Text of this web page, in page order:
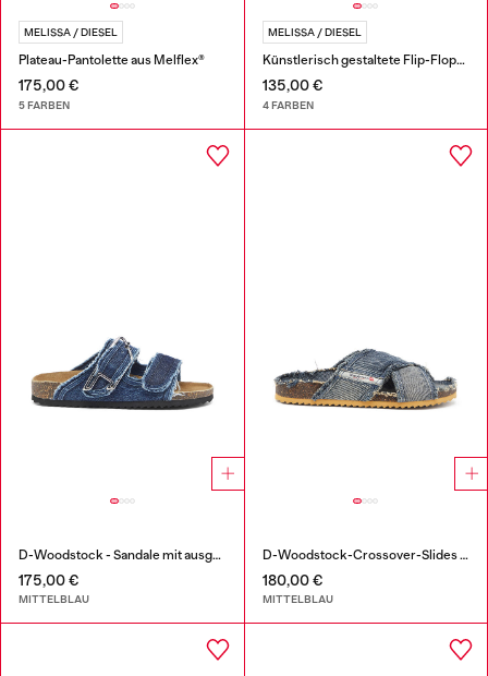
MELISSA / DIESEL
Plateau-Pantolette aus Melflex®
175,00 €
5 FARBEN
MELISSA / DIESEL
Künstlerisch gestaltete Flip-Flops aus Melflex®
135,00 €
4 FARBEN
D-Woodstock - Sandale mit ausgefransten denim-riemen
175,00 €
MITTELBLAU
D-Woodstock-Crossover-Slides in ausgefranstem Denim
180,00 €
MITTELBLAU